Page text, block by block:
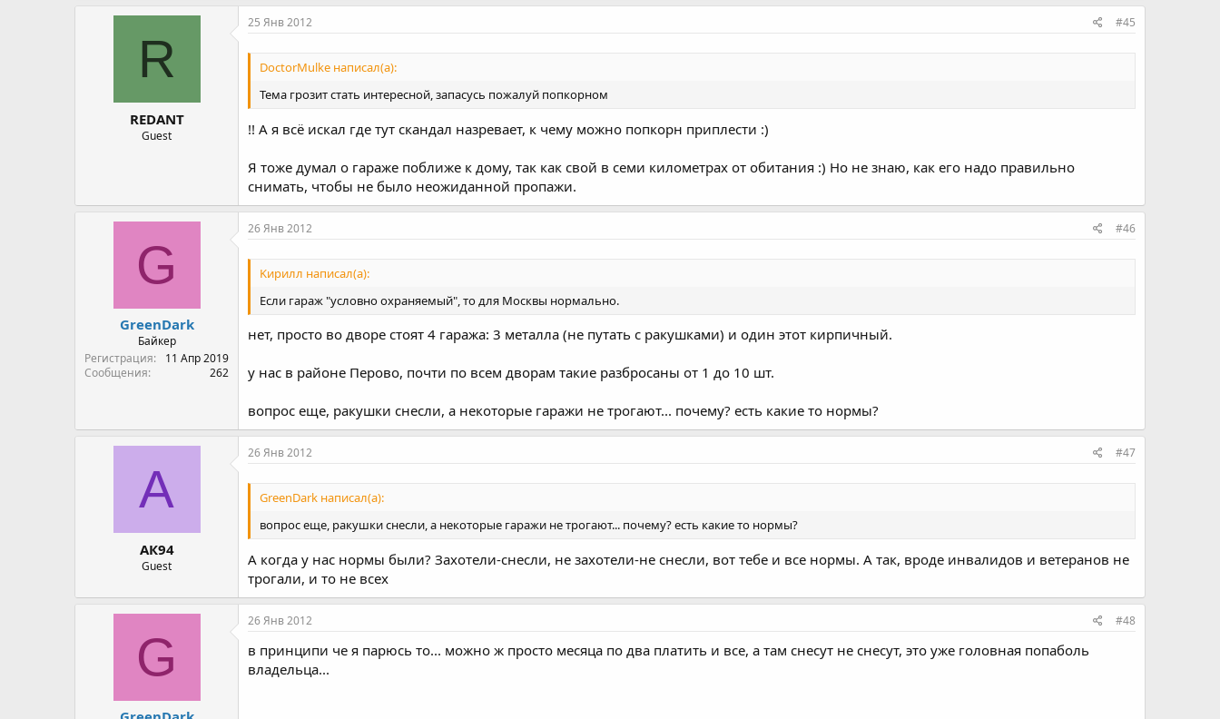
R
REDANT
Guest
25 Янв 2012 #45
DoctorMulke написал(а):
Тема грозит стать интересной, запасусь пожалуй попкорном
!! А я всё искал где тут скандал назревает, к чему можно попкорн приплести :)
Я тоже думал о гараже поближе к дому, так как свой в семи километрах от обитания :) Но не знаю, как его надо правильно
снимать, чтобы не было неожиданной пропажи.
G
GreenDark
Байкер
Регистрация
11 Апр 2019
Сообщения
262
26 Янв 2012 #46
Kирилл написал(а):
Если гараж "условно охраняемый", то для Москвы нормально.
нет, просто во дворе стоят 4 гаража: 3 металла (не путать с ракушками) и один этот кирпичный.
у нас в районе Перово, почти по всем дворам такие разбросаны от 1 до 10 шт.
вопрос еще, ракушки снесли, а некоторые гаражи не трогают... почему? есть какие то нормы?
А
АК94
Guest
26 Янв 2012 #47
GreenDark написал(а):
вопрос еще, ракушки снесли, а некоторые гаражи не трогают... почему? есть какие то нормы?
А когда у нас нормы были? Захотели-снесли, не захотели-не снесли, вот тебе и все нормы. А так, вроде инвалидов и ветеранов не
трогали, и то не всех
G
26 Янв 2012 #48
в принципи че я парюсь то... можно ж просто месяца по два платить и все, а там снесут не снесут, это уже головная попаболь
владельца...